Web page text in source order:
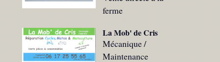
ferme
La Mob' de Cris
Mécanique /
Maintenance